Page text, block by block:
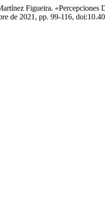
Figueira.
de 2021, pp. 99-116,